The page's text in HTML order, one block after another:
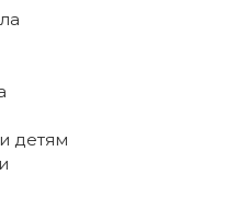
детям